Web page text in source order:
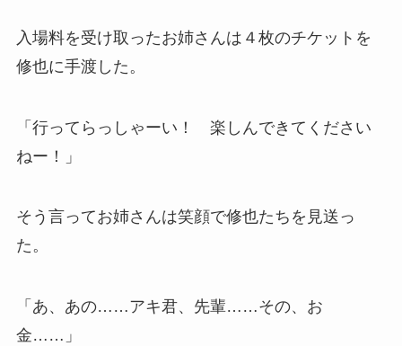
入場料を受け取ったお姉さんは４枚のチケットを
修也に手渡した。
「行ってらっしゃーい！ 楽しんできてください
ねー！」
そう言ってお姉さんは笑顔で修也たちを見送っ
た。
「あ、あの……アキ君、先輩……その、お
金……」